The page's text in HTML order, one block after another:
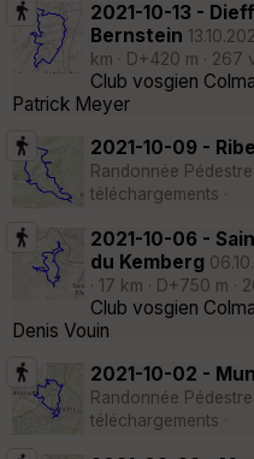
2021-10-13 -
Bernstein
km · D+420 m · 267
Club vosgien
Patrick Meyer
2021-10-09 -
Randonnée Pédestre
téléchargements ·
2021-10-06 -
du Kemberg
· 17 km · D+750 m ·
Club vosgien
Denis Vouin
2021-10-02 -
Randonnée Pédestre
téléchargements ·